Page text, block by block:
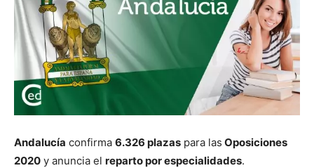
Andalucía confirma 6.326 plazas para las Oposiciones
2020 y anuncia el reparto por especialidades.